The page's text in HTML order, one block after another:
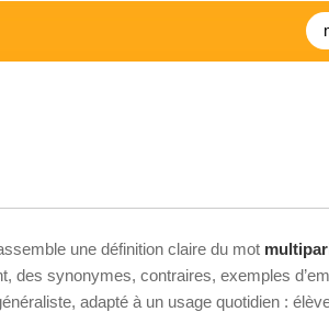
une définition claire du mot
des synonymes, contraires, exemples
adapté à un usage quotidien :